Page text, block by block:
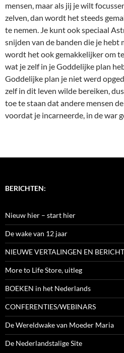
mensen, maar als jij je wilt
zelven, dan wordt het steeds
te nemen. Je kunt ook speciaal
snijden van de banden die je hebt
wordt het ook gemakkelijker om
wat je zelf in je Goddelijke plan
Goddelijke plan je niet werd
zelf in dit leven wilde bereiken,
toe te staan dat andere mensen
voordat je incarneerde, in de war
BERICHTEN:
Nieuw hier – start hier
De wake van 12 jaar
NIEUWE VERTALINGEN EN
More to Life Store, uitleg
BOEKEN in het Nederlands
CONFERENTIES/WEBINARS
De Wereldwake van Moeder Maria
De Nederlandstalige Site